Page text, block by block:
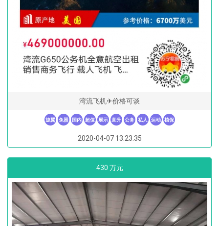
湾流飞机✈价格可谈
旋翼 免照 国内 超值 展示 直升 公务 私人 运动 植保
2020-04-07 13:23:35
430 万元